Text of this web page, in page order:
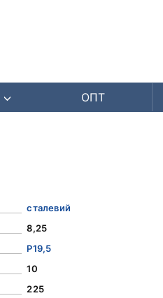
ОПТ
сталевий
8,25
Р19,5
10
225